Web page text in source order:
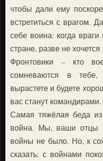
чтобы дали ему
встретиться с врагом.
себе воина: когда враги
стране, разве не
Фронтовики – кто
сомневаются в
вырастете и будете
вас станут командирами.
Самая тяжёлая беда
война. Мы, ваши отцы
войны не было. Но, к
сказать: с войнами